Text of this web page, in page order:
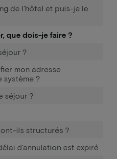
de l'hôtel et puis-je le
que dois-je faire ?
?
mon adresse
système ?
séjour ?
ils structurés ?
d'annulation est expiré